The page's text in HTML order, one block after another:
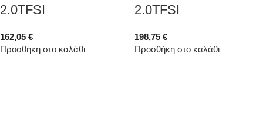
2.0TFSI
162,05 €
Προσθήκη στο καλάθι
2.0TFSI
198,75 €
Προσθήκη στο καλάθι